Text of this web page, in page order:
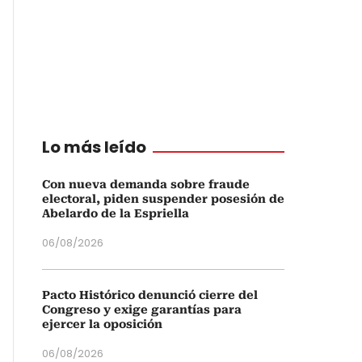
Lo más leído
Con nueva demanda sobre fraude
electoral, piden suspender posesión de
Abelardo de la Espriella
06/08/2026
Pacto Histórico denunció cierre del
Congreso y exige garantías para
ejercer la oposición
06/08/2026